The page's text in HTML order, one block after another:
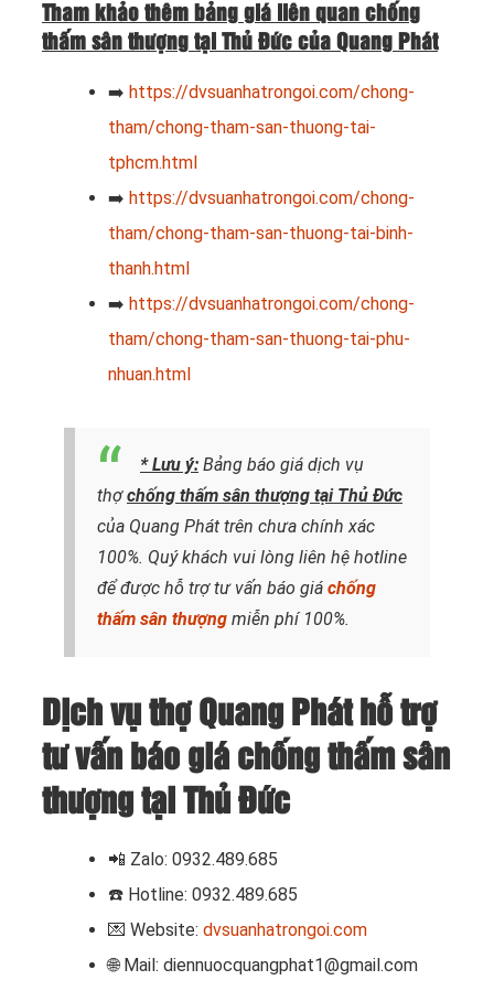
Tham khảo thêm bảng giá liên quan chống
thấm sân thượng tại Thủ Đức của Quang Phát
➡️ https://dvsuanhatrongoi.com/chong-
tham/chong-tham-san-thuong-tai-
tphcm.html
➡️ https://dvsuanhatrongoi.com/chong-
tham/chong-tham-san-thuong-tai-binh-
thanh.html
➡️ https://dvsuanhatrongoi.com/chong-
tham/chong-tham-san-thuong-tai-phu-
nhuan.html
* Lưu ý: Bảng báo giá dịch vụ
thợchống thấm sân thượng tại Thủ Đức
của Quang Phát trên chưa chính xác
100%. Quý khách vui lòng liên hệ hotline
để được hỗ trợ tư vấn báo giá chống
thấm sân thượng miễn phí 100%.
Dịch vụ thợ Quang Phát hỗ trợ
tư vấn báo giá chống thấm sân
thượng tại Thủ Đức
📲 Zalo: 0932.489.685
☎️ Hotline: 0932.489.685
💌 Website: dvsuanhatrongoi.com
🌐 Mail: diennuocquangphat1@gmail.com